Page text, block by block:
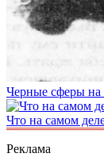
Черные сферы на
Что на сaмом
Реклама